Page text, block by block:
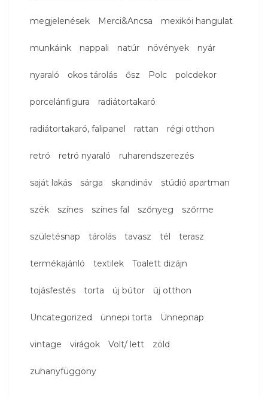
megjelenések Merci&Ancsa mexikói hangulat
munkáink nappali natúr növények nyár
nyaraló okos tárolás ősz Polc polcdekor
porcelánfigura radiátortakaró
radiátortakaró, falipanel rattan régi otthon
retró retró nyaraló ruharendszerezés
saját lakás sárga skandináv stúdió apartman
szék színes színes fal szőnyeg szőrme
születésnap tárolás tavasz tél terasz
termékajánló textilek Toalett dizájn
tojásfestés torta új bútor új otthon
Uncategorized ünnepi torta Ünnepnap
vintage virágok Volt/ lett zöld
zuhanyfüggöny